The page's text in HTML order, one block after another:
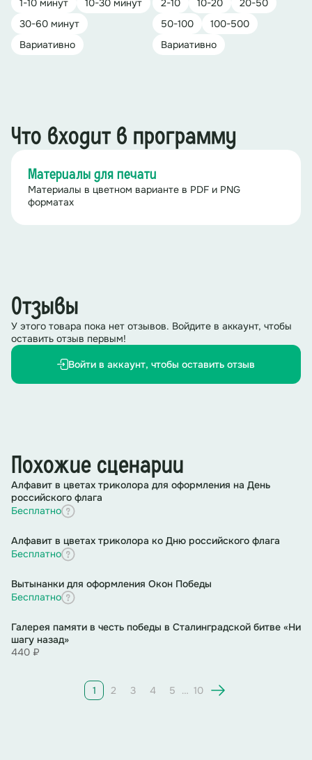
1-10 минут
10-30 минут
30-60 минут
Вариативно
2-10 10-20
20-50
50-100
100-500
Вариативно
Что входит в программу
Материалы для печати
Материалы в цветном варианте в PDF и PNG
форматах
Отзывы
У этого товара пока нет отзывов. Войдите в аккаунт, чтобы
оставить отзыв первым!
Войти в аккаунт, чтобы оставить отзыв
Похожие сценарии
Алфавит в цветах триколора для оформления на День
российского флага
Бесплатно
Алфавит в цветах триколора ко Дню российского флага
Бесплатно
Вытынанки для оформления Окон Победы
Бесплатно
Галерея памяти в честь победы в Сталинградской битве «Ни
шагу назад»
440 ₽
1 2 3 4 5 … 10